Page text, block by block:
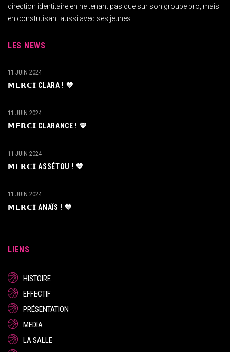
direction identitaire en ne tenant pas que sur son groupe pro, mais
en construisant aussi avec ses jeunes.
LES NEWS
𝗠𝗘𝗥𝗖𝗜 CLARA ! 💙
11 JUIN 2024
𝗠𝗘𝗥𝗖𝗜 CLARANCE ! 💙
11 JUIN 2024
𝗠𝗘𝗥𝗖𝗜 ASSÉTOU ! 💙
11 JUIN 2024
𝗠𝗘𝗥𝗖𝗜 ANAÏS ! 💙
11 JUIN 2024
LIENS
HISTOIRE
EFFECTIF
PRÉSENTATION
MEDIA
LA SALLE